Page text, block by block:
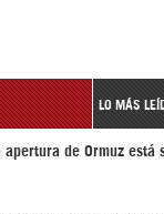
LO MÁS
apertura de Ormuz está